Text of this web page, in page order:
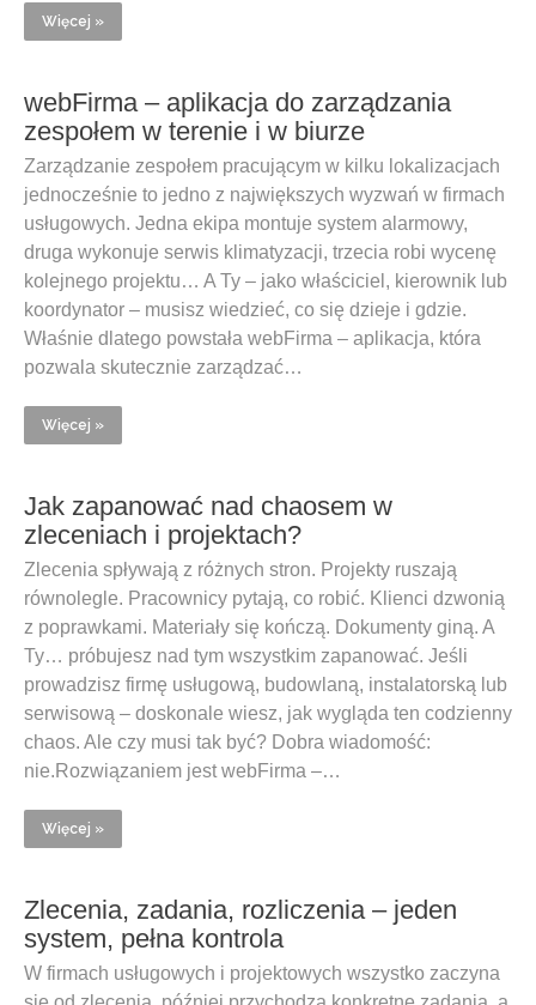
Więcej »
webFirma – aplikacja do zarządzania
zespołem w terenie i w biurze
Zarządzanie zespołem pracującym w kilku lokalizacjach
jednocześnie to jedno z największych wyzwań w firmach
usługowych. Jedna ekipa montuje system alarmowy,
druga wykonuje serwis klimatyzacji, trzecia robi wycenę
kolejnego projektu… A Ty – jako właściciel, kierownik lub
koordynator – musisz wiedzieć, co się dzieje i gdzie.
Właśnie dlatego powstała webFirma – aplikacja, która
pozwala skutecznie zarządzać…
Więcej »
Jak zapanować nad chaosem w
zleceniach i projektach?
Zlecenia spływają z różnych stron. Projekty ruszają
równolegle. Pracownicy pytają, co robić. Klienci dzwonią
z poprawkami. Materiały się kończą. Dokumenty giną. A
Ty… próbujesz nad tym wszystkim zapanować. Jeśli
prowadzisz firmę usługową, budowlaną, instalatorską lub
serwisową – doskonale wiesz, jak wygląda ten codzienny
chaos. Ale czy musi tak być? Dobra wiadomość:
nie.Rozwiązaniem jest webFirma –…
Więcej »
Zlecenia, zadania, rozliczenia – jeden
system, pełna kontrola
W firmach usługowych i projektowych wszystko zaczyna